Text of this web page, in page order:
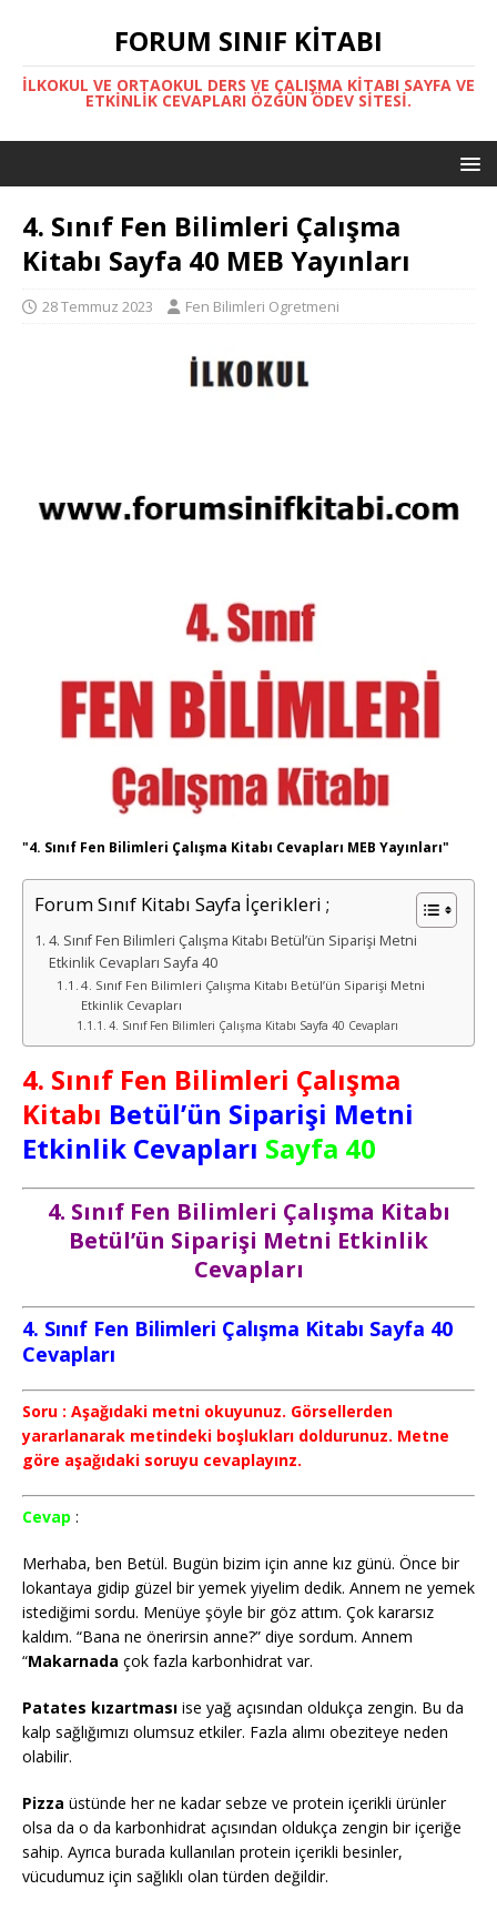
FORUM SINIF KITABI
İLKOKUL VE ORTAOKUL DERS VE ÇALIŞMA KITABI SAYFA VE
ETKINLIK CEVAPLARI ÖZGÜN ÖDEV SITESI.
4. Sınıf Fen Bilimleri Çalışma
Kitabı Sayfa 40 MEB Yayınları
28 Temmuz 2023 Fen Bilimleri Ogretmeni
"4. Sınıf Fen Bilimleri Çalışma Kitabı Cevapları MEB Yayınları"
Forum Sınıf Kitabı Sayfa İçerikleri ;
4. Sınıf Fen Bilimleri Çalışma Kitabı Betül’ün Siparişi Metni
Etkinlik Cevapları Sayfa 40
4. Sınıf Fen Bilimleri Çalışma Kitabı Betül’ün Siparişi Metni
Etkinlik Cevapları
4. Sınıf Fen Bilimleri Çalışma Kitabı Sayfa 40 Cevapları
4. Sınıf Fen Bilimleri Çalışma
Kitabı Betül’ün Siparişi Metni
Etkinlik Cevapları Sayfa 40
4. Sınıf Fen Bilimleri Çalışma Kitabı
Betül’ün Siparişi Metni Etkinlik
Cevapları
4. Sınıf Fen Bilimleri Çalışma Kitabı Sayfa 40
Cevapları
Soru : Aşağıdaki metni okuyunuz. Görsellerden
yararlanarak metindeki boşlukları doldurunuz. Metne
göre aşağıdaki soruyu cevaplayınz.
Cevap :
Merhaba, ben Betül. Bugün bizim için anne kız günü. Önce bir
lokantaya gidip güzel bir yemek yiyelim dedik. Annem ne yemek
istediğimi sordu. Menüye şöyle bir göz attım. Çok kararsız
kaldım. “Bana ne önerirsin anne?” diye sordum. Annem
“Makarnada çok fazla karbonhidrat var.
Patates kızartması ise yağ açısından oldukça zengin. Bu da
kalp sağlığımızı olumsuz etkiler. Fazla alımı obeziteye neden
olabilir.
Pizza üstünde her ne kadar sebze ve protein içerikli ürünler
olsa da o da karbonhidrat açısından oldukça zengin bir içeriğe
sahip. Ayrıca burada kullanılan protein içerikli besinler,
vücudumuz için sağlıklı olan türden değildir.